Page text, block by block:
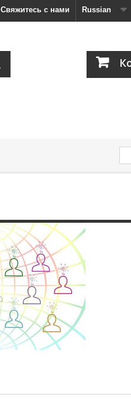
Russian
Свяжитесь с нами